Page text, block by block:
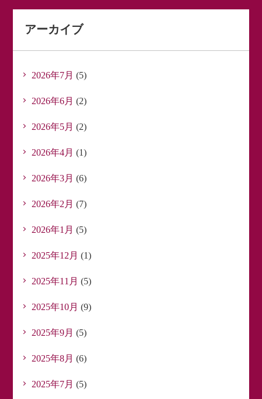
アーカイブ
2026年7月 (5)
2026年6月 (2)
2026年5月 (2)
2026年4月 (1)
2026年3月 (6)
2026年2月 (7)
2026年1月 (5)
2025年12月 (1)
2025年11月 (5)
2025年10月 (9)
2025年9月 (5)
2025年8月 (6)
2025年7月 (5)